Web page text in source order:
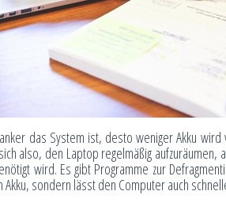
das System ist, desto weniger Akku
also, den Laptop regelmäßig aufzuräumen,
wird. Es gibt Programme zur
Akku, sondern lässt den Computer auch